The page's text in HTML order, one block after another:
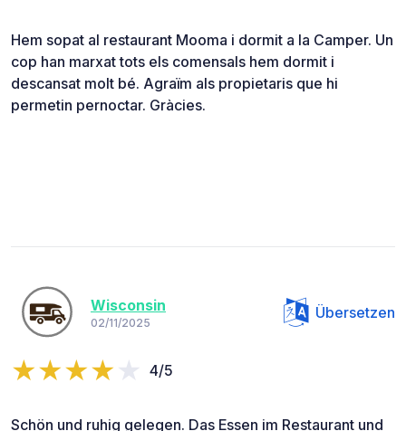
Hem sopat al restaurant Mooma i dormit a la Camper. Un
cop han marxat tots els comensals hem dormit i
descansat molt bé. Agraïm als propietaris que hi
permetin pernoctar. Gràcies.
Wisconsin
02/11/2025
Übersetzen
4/5
Schön und ruhig gelegen. Das Essen im Restaurant und